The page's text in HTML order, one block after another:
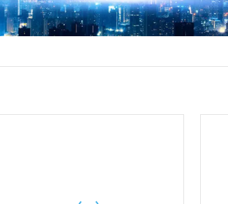
Kugelhahnguss
Schieberguss